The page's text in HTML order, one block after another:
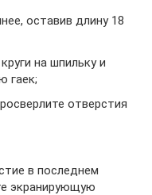
оставив длину 18
на шпильку и
гаек;
отверстия
в последнем
экранирующую